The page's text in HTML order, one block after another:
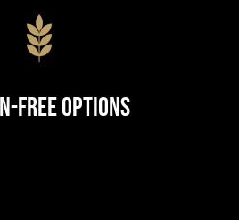
Free Options